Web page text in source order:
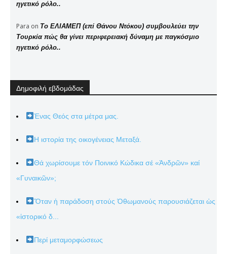
ηγετικό ρόλο..
Para on Το ΕΛΙΑΜΕΠ (επί Θάνου Ντόκου) συμβουλεύει την
Τουρκία πώς θα γίνει περιφερειακή δύναμη με παγκόσμιο
ηγετικό ρόλο..
Δημοφιλή εβδομάδας
Ένας Θεός στα μέτρα μας.
Η ιστορία της οικογένειας Μεταξά.
Θά χωρίσουμε τόν Ποινικό Κώδικα σέ «Ἀνδρῶν» καί
«Γυναικῶν»;
Ὅταν ἡ παράδοση στούς Ὀθωμανούς παρουσιάζεται ὡς
«ἱστορικό δ...
Περί μεταμορφώσεως